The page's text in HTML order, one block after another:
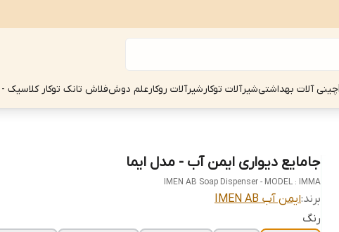
چینی آلات بهداشتیشیرآلات توکارشیرآلات روکارعلم دوشفلاش تانک توکار کلاسیک
جامایع دیواری ایمن آب - مدل ایما
IMEN AB Soap Dispenser - MODEL : IMMA
برند:ایمن آب IMEN AB
رنگ